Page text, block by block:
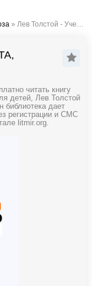
» Лев Толстой - Учение Христа, изложенное для детей
читать книгу
детей, Лев Толстой
библиотека дает
регистрации и СМС
litmir.org.